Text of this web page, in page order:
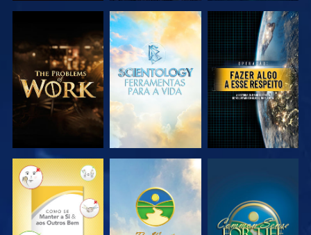
EXPLORAR A
SÉRIE
EXPLORAR A
SÉRIE
VER
VER VER VER